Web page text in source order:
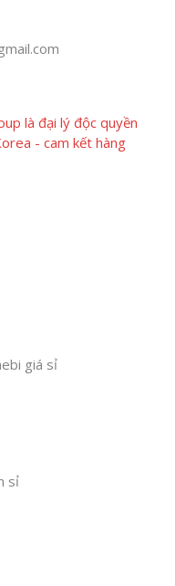
là đại lý độc quyền
- cam kết hàng
giá sỉ
sỉ